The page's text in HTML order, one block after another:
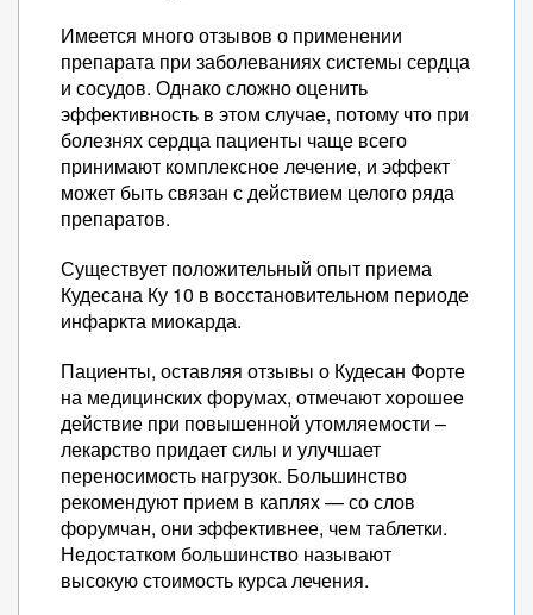
Имеется много отзывов о применении
препарата при заболеваниях системы сердца
и сосудов. Однако сложно оценить
эффективность в этом случае, потому что при
болезнях сердца пациенты чаще всего
принимают комплексное лечение, и эффект
может быть связан с действием целого ряда
препаратов.
Существует положительный опыт приема
Кудесана Ку 10 в восстановительном периоде
инфаркта миокарда.
Пациенты, оставляя отзывы о Кудесан Форте
на медицинских форумах, отмечают хорошее
действие при повышенной утомляемости –
лекарство придает силы и улучшает
переносимость нагрузок. Большинство
рекомендуют прием в каплях — со слов
форумчан, они эффективнее, чем таблетки.
Недостатком большинство называют
высокую стоимость курса лечения.